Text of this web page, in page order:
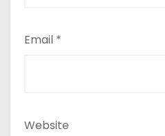
Email *
Website